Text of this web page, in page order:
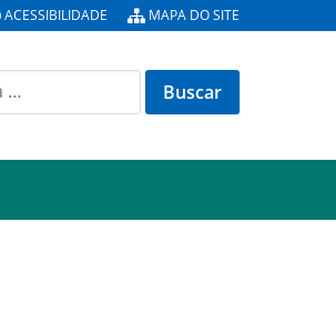
ACESSIBILIDADE MAPA DO SITE